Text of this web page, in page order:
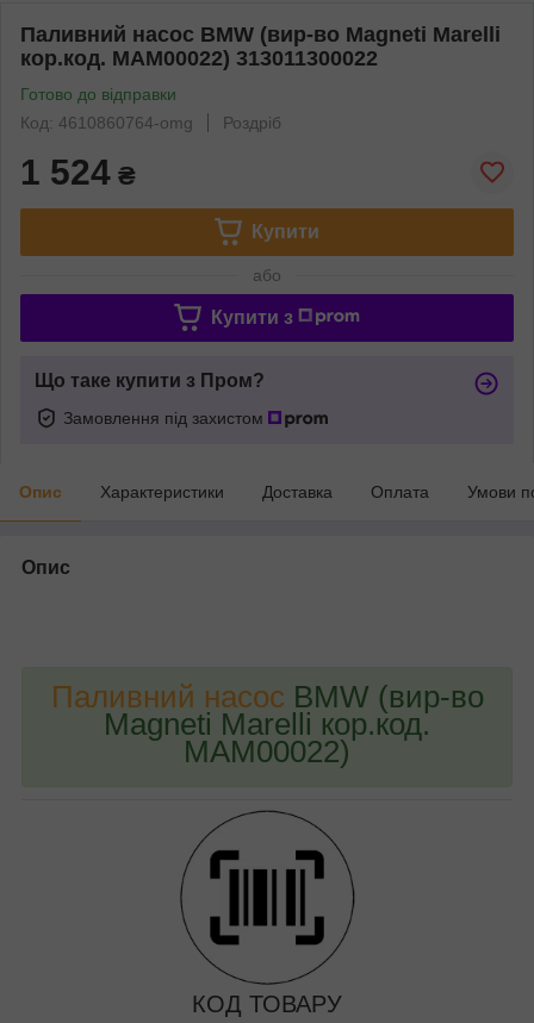
Паливний насос BMW (вир-во Magneti Marelli
кор.код. MAM00022) 313011300022
Готово до відправки
Код: 4610860764-omg
Роздріб
1 524 ₴
Купити
або
Купити з
Що таке купити з Пром?
Замовлення під захистом
Опис Характеристики Доставка Оплата Умови
Опис
Паливний насос BMW (вир-во
Magneti Marelli кор.код.
MAM00022)
КОД ТОВАРУ